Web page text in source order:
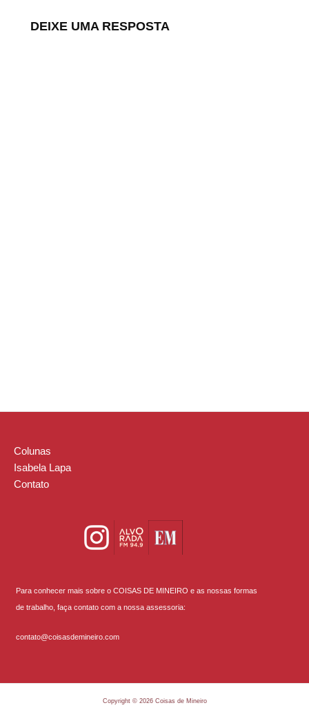
DEIXE UMA RESPOSTA
Colunas
Isabela Lapa
Contato
Para conhecer mais sobre o COISAS DE MINEIRO e as nossas formas
de trabalho, faça contato com a nossa assessoria:
contato@coisasdemineiro.com
Copyright © 2026 Coisas de Mineiro